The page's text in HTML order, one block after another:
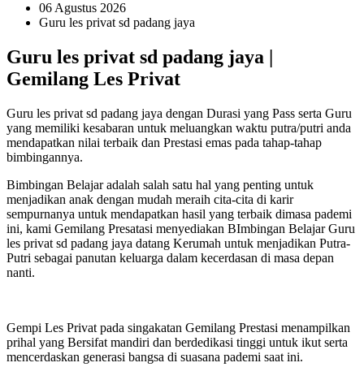
06 Agustus 2026
Guru les privat sd padang jaya
Guru les privat sd padang jaya |
Gemilang Les Privat
Guru les privat sd padang jaya dengan Durasi yang Pass serta Guru
yang memiliki kesabaran untuk meluangkan waktu putra/putri anda
mendapatkan nilai terbaik dan Prestasi emas pada tahap-tahap
bimbingannya.
Bimbingan Belajar adalah salah satu hal yang penting untuk
menjadikan anak dengan mudah meraih cita-cita di karir
sempurnanya untuk mendapatkan hasil yang terbaik dimasa pademi
ini, kami Gemilang Presatasi menyediakan BImbingan Belajar Guru
les privat sd padang jaya datang Kerumah untuk menjadikan Putra-
Putri sebagai panutan keluarga dalam kecerdasan di masa depan
nanti.
Gempi Les Privat pada singakatan Gemilang Prestasi menampilkan
prihal yang Bersifat mandiri dan berdedikasi tinggi untuk ikut serta
mencerdaskan generasi bangsa di suasana pademi saat ini.